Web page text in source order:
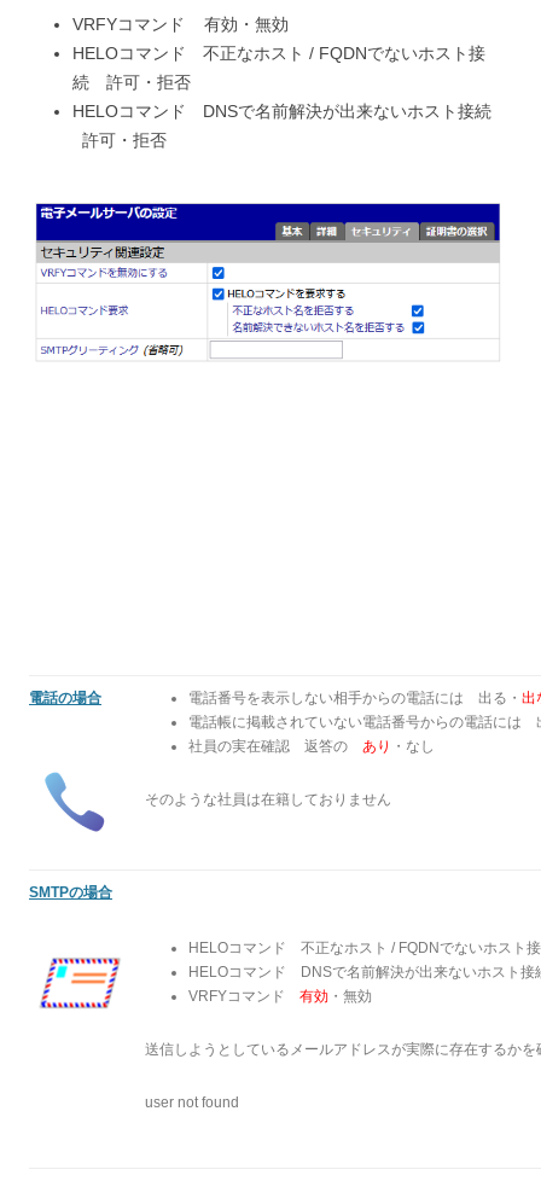
VRFYコマンド 有効・無効
HELOコマンド 不正なホスト / FQDNでないホスト接
続 許可・拒否
HELOコマンド DNSで名前解決が出来ないホスト接続
許可・拒否
電話の場合 電話番号を表示しない相手からの電話には 出る・ 出
電話帳に掲載されていない電話番号からの電話には
社員の実在確認 返答の あり ・なし
そのような社員は在籍しておりません
SMTPの場合
HELOコマンド 不正なホスト / FQDNでないホスト
HELOコマンド DNSで名前解決が出来ないホスト
VRFYコマンド 有効 ・無効
送信しようとしているメールアドレスが実際に存在するかを
user not found